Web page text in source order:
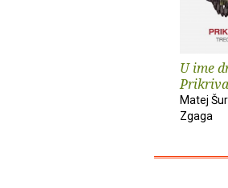
U ime
Matej
Zgaga